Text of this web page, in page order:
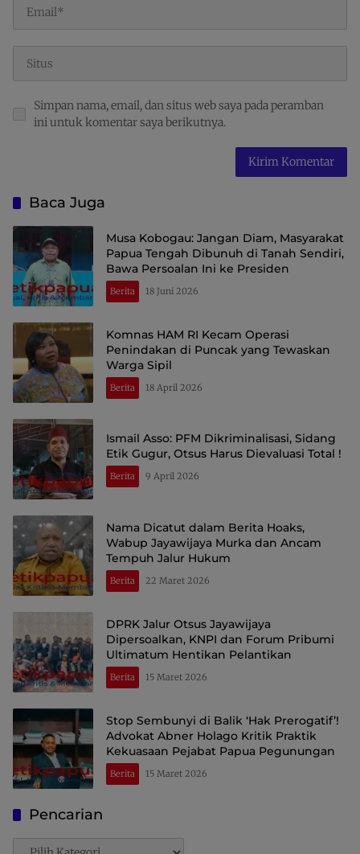
Simpan nama, email, dan situs web saya pada peramban
ini untuk komentar saya berikutnya.
Baca Juga
Musa Kobogau: Jangan Diam, Masyarakat
Papua Tengah Dibunuh di Tanah Sendiri,
Bawa Persoalan Ini ke Presiden
Berita 18 Juni 2026
Komnas HAM RI Kecam Operasi
Penindakan di Puncak yang Tewaskan
Warga Sipil
Berita 18 April 2026
Ismail Asso: PFM Dikriminalisasi, Sidang
Etik Gugur, Otsus Harus Dievaluasi Total !
Berita 9 April 2026
Nama Dicatut dalam Berita Hoaks,
Wabup Jayawijaya Murka dan Ancam
Tempuh Jalur Hukum
Berita 22 Maret 2026
DPRK Jalur Otsus Jayawijaya
Dipersoalkan, KNPI dan Forum Pribumi
Ultimatum Hentikan Pelantikan
Berita 15 Maret 2026
Stop Sembunyi di Balik ‘Hak Prerogatif’!
Advokat Abner Holago Kritik Praktik
Kekuasaan Pejabat Papua Pegunungan
Berita 15 Maret 2026
Pencarian
Pencarian